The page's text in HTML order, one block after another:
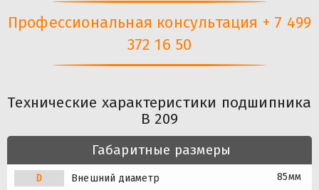
Профессиональная консультация + 7 499
372 16 50
Технические характеристики подшипника
B 209
Габаритные размеры
D Внешний диаметр 85мм